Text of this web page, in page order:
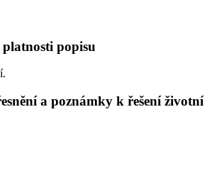
popisu
a poznámky k řešení životní